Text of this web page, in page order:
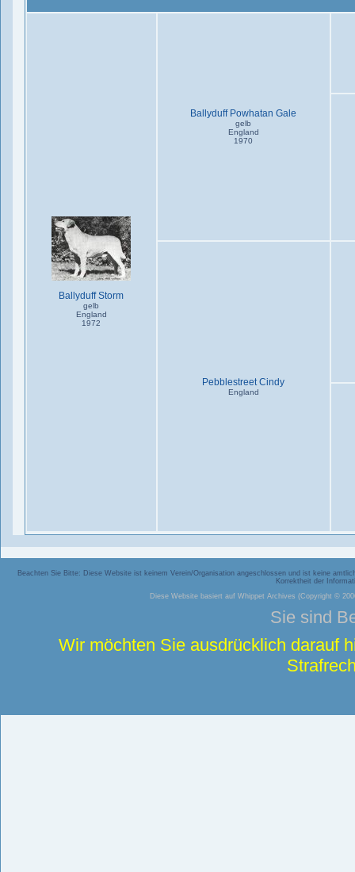
Ballyduff Storm
gelb
England
1972
Ballyduff Powhatan Gale
gelb
England
1970
Pebblestreet Cindy
England
Beachten Sie Bitte: Diese Website ist keinem Verein/Organisation angeschlossen und ist keine
Korrektheit der
Diese Website basiert auf Whippet Archives (Copyright ©
Sie sind
Wir möchten Sie ausdrücklich darauf